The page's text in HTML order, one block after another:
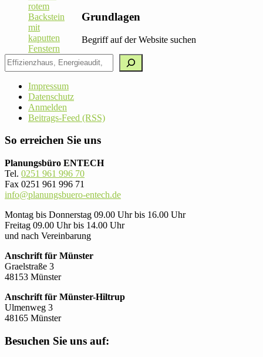
Grundlagen
Begriff auf der Website suchen
Impressum
Datenschutz
Anmelden
Beitrags-Feed (RSS)
So erreichen Sie uns
Planungsbüro ENTECH
Tel. 0251 961 996 70
Fax 0251 961 996 71
info@planungsbuero-entech.de
Montag bis Donnerstag 09.00 Uhr bis 16.00 Uhr
Freitag 09.00 Uhr bis 14.00 Uhr
und nach Vereinbarung
Anschrift für Münster
Graelstraße 3
48153 Münster
Anschrift für Münster-Hiltrup
Ulmenweg 3
48165 Münster
Besuchen Sie uns auf: